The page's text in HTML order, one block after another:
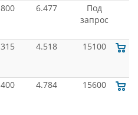
800 6.477
Под
запрос
315 4.518 15100
400 4.784 15600